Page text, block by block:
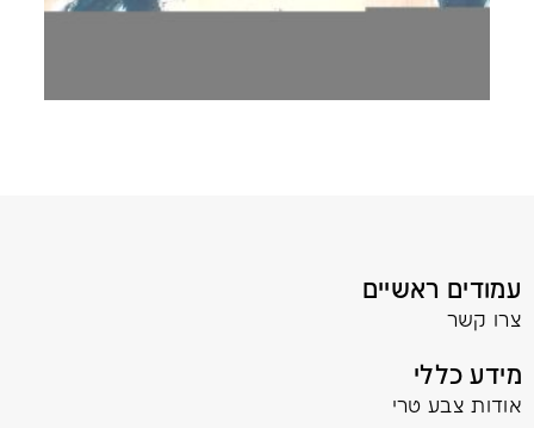
עמודים ראשיים
צרו קשר
מידע כללי
אודות צבע טרי